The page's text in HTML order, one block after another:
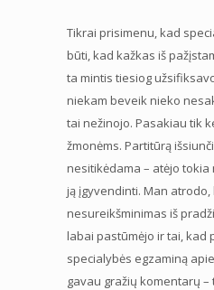
Tikrai prisimenu, kad
būti, kad kažkas iš
ta mintis tiesiog
niekam beveik nieko
tai nežinojo. Pasakiau tik
žmonėms. Partitūrą
nesitikėdama – atėjo
ją įgyvendinti. Man
nesureikšminimas iš
labai pastūmėjo ir tai, kad
specialybės egzaminą
gavau gražių komentarų